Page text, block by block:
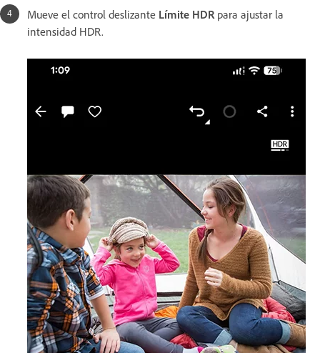
Mueve el control deslizante Límite HDRpara ajustar la
intensidad HDR.